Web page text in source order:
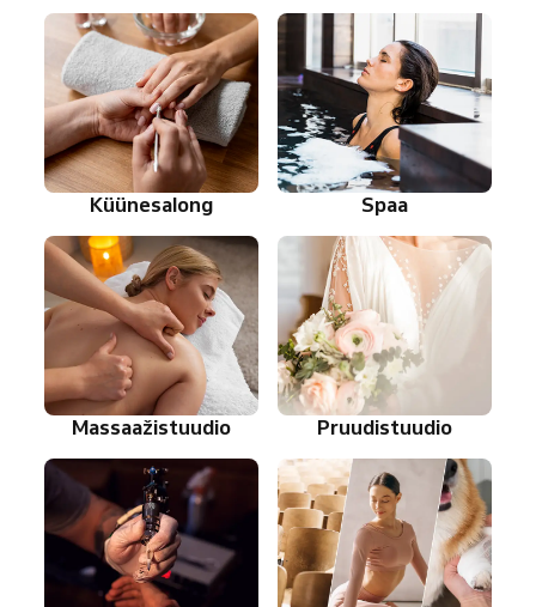
Küünesalong Spaa
Massaažistuudio Pruudistuudio